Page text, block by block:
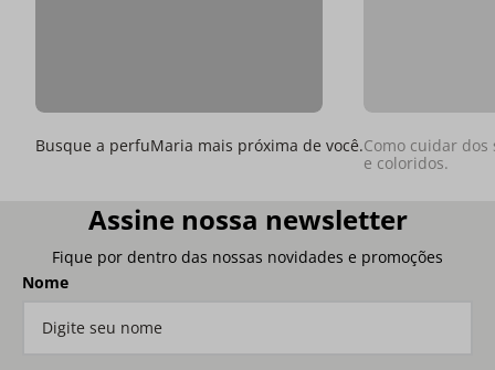
Busque a perfuMaria mais próxima de você.Como cuidar
e coloridos.
Assine nossa newsletter
Fique por dentro das nossas novidades e promoções
Nome